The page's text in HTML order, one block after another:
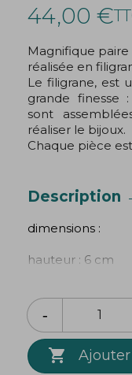
44,00 €
Magnifique
réalisée en
Le filigrane, est
grande finesse
sont
réaliser le bijoux.
Chaque pièce
Description
dimensions :
hauteur : 6 cm
Fabrication
argent 925
